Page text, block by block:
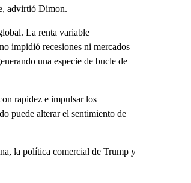
advirtió Dimon.
La renta variable
impidió recesiones ni mercados
una especie de bucle de
rapidez e impulsar los
puede alterar el sentimiento de
la política comercial de Trump y